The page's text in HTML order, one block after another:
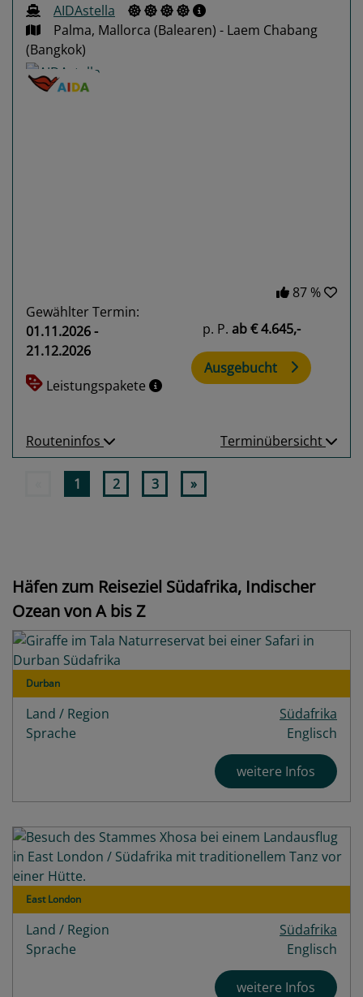
AIDAstella
Palma, Mallorca (Balearen) - Laem Chabang
(Bangkok)
87 %
Gewählter Termin:
01.11.2026 -
21.12.2026
Leistungspakete
p. P. ab€ 4.645,-
Ausgebucht
Routeninfos Terminübersicht
1 2 3 »
Häfen zum Reiseziel Südafrika, Indischer
Ozean von A bis Z
Durban
Land / Region
Südafrika
Sprache
Englisch
weitere Infos
East London
Land / Region
Südafrika
Sprache
Englisch
weitere Infos